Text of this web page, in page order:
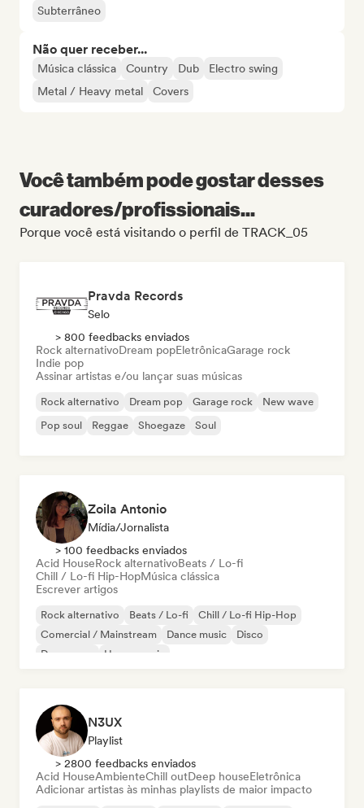
Subterrâneo
Não quer receber...
Música clássica Country Dub
Electro swing
Metal / Heavy metal
Covers
Você também pode gostar desses
curadores/profissionais...
Porque você está visitando o perfil de TRACK_05
Pravda Records
Selo
> 800 feedbacks enviados
Rock alternativoDream popEletrônicaGarage rock
Indie pop
Assinar artistas e/ou lançar suas músicas
Rock alternativo Dream pop Garage rock
New wave
Pop soul
Reggae Shoegaze Soul
Zoila Antonio
Mídia/Jornalista
> 100 feedbacks enviados
Acid HouseRock alternativoBeats / Lo-fi
Chill / Lo-fi Hip-HopMúsica clássica
Escrever artigos
Rock alternativo Beats / Lo-fi
Chill / Lo-fi Hip-Hop
Comercial / Mainstream
Dance music
Disco
Dream pop
House music
N3UX
Playlist
> 2800 feedbacks enviados
Acid HouseAmbienteChill outDeep houseEletrônica
Adicionar artistas às minhas playlists de maior impacto